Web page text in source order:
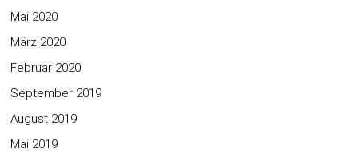
Mai 2020
März 2020
Februar 2020
September 2019
August 2019
Mai 2019